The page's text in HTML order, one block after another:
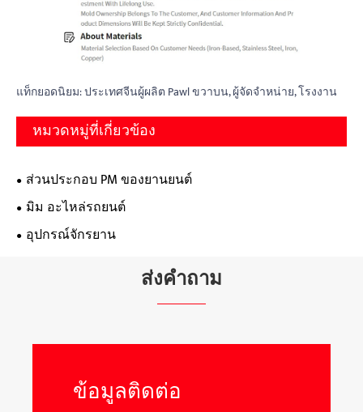
แท็กยอดนิยม: ประเทศจีนผู้ผลิต Pawl ขวาบน, ผู้จัดจำหน่าย, โรงงาน
หมวดหมู่ที่เกี่ยวข้อง
ส่วนประกอบ PM ของยานยนต์
มิม อะไหล่รถยนต์
อุปกรณ์จักรยาน
ส่งคำถาม
ข้อมูลติดต่อ